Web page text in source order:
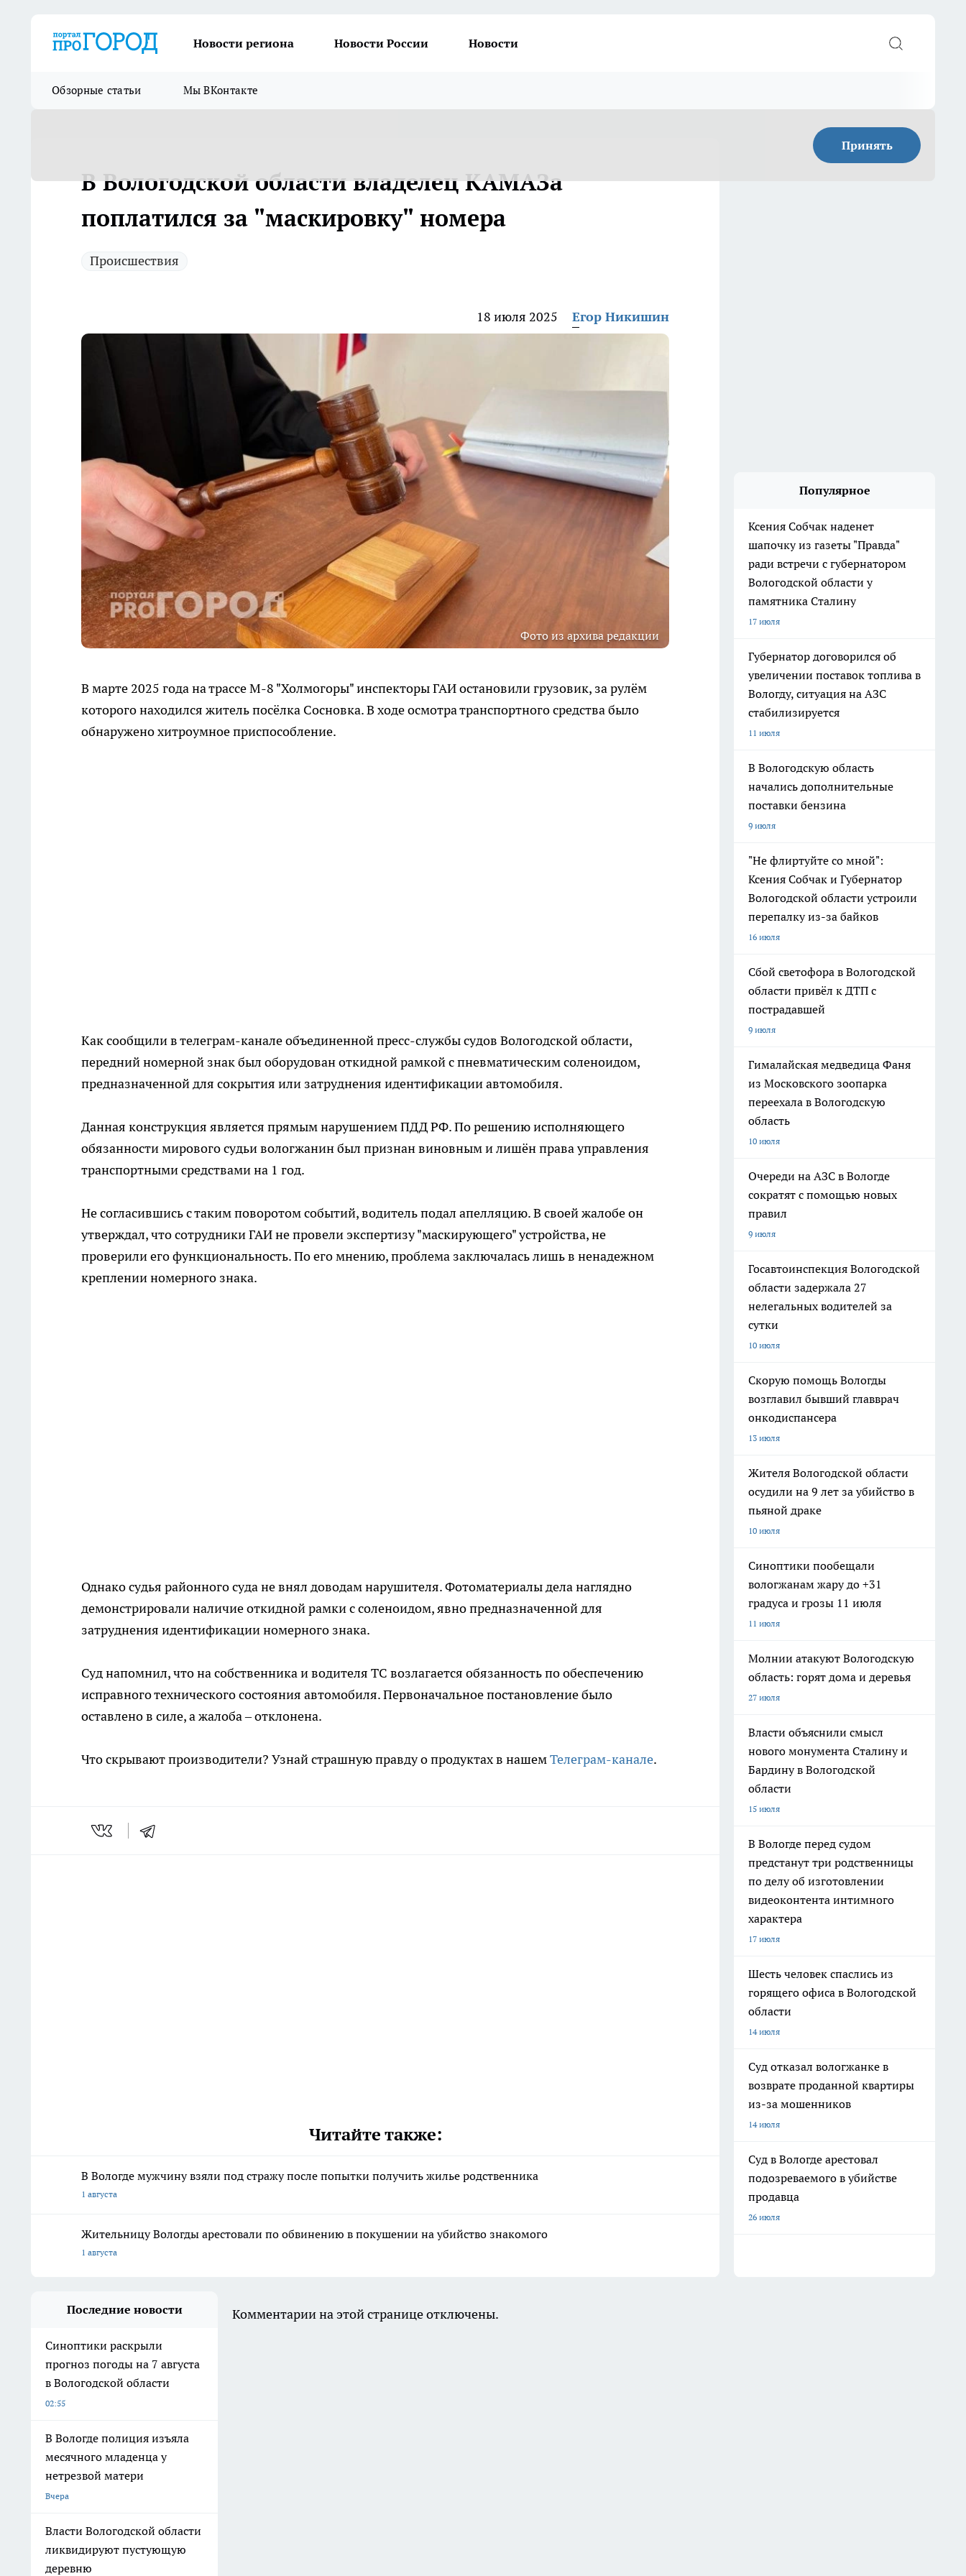
Новости региона Новости России Новости
Обзорные статьи Мы ВКонтакте
Принять
В Вологодской области владелец КАМАЗа
поплатился за "маскировку" номера
Происшествия
18 июля 2025 Егор Никишин
Фото из архива редакции
В марте 2025 года на трассе М-8 "Холмогоры" инспекторы ГАИ остановили грузовик, за рулём
которого находился житель посёлка Сосновка. В ходе осмотра транспортного средства было
обнаружено хитроумное приспособление.
Как сообщили в телеграм-канале объединенной пресс-службы судов Вологодской области,
передний номерной знак был оборудован откидной рамкой с пневматическим соленоидом,
предназначенной для сокрытия или затруднения идентификации автомобиля.
Данная конструкция является прямым нарушением ПДД РФ. По решению исполняющего
обязанности мирового судьи вологжанин был признан виновным и лишён права управления
транспортными средствами на 1 год.
Не согласившись с таким поворотом событий, водитель подал апелляцию. В своей жалобе он
утверждал, что сотрудники ГАИ не провели экспертизу "маскирующего" устройства, не
проверили его функциональность. По его мнению, проблема заключалась лишь в ненадежном
креплении номерного знака.
Однако судья районного суда не внял доводам нарушителя. Фотоматериалы дела наглядно
демонстрировали наличие откидной рамки с соленоидом, явно предназначенной для
затруднения идентификации номерного знака.
Суд напомнил, что на собственника и водителя ТС возлагается обязанность по обеспечению
исправного технического состояния автомобиля. Первоначальное постановление было
оставлено в силе, а жалоба – отклонена.
Что скрывают производители? Узнай страшную правду о продуктах в нашемТелеграм-канале.
Читайте также:
В Вологде мужчину взяли под стражу после попытки получить жилье родственника
1 августа
Жительницу Вологды арестовали по обвинению в покушении на убийство знакомого
1 августа
Популярное
Ксения Собчак наденет
шапочку из газеты "Правда"
ради встречи с губернатором
Вологодской области у
памятника Сталину
17 июля
Губернатор договорился об
увеличении поставок топлива в
Вологду, ситуация на АЗС
стабилизируется
11 июля
В Вологодскую область
начались дополнительные
поставки бензина
9 июля
"Не флиртуйте со мной":
Ксения Собчак и Губернатор
Вологодской области устроили
перепалку из-за байков
16 июля
Сбой светофора в Вологодской
области привёл к ДТП с
пострадавшей
9 июля
Гималайская медведица Фаня
из Московского зоопарка
переехала в Вологодскую
область
10 июля
Очереди на АЗС в Вологде
сократят с помощью новых
правил
9 июля
Госавтоинспекция Вологодской
области задержала 27
нелегальных водителей за
сутки
10 июля
Скорую помощь Вологды
возглавил бывший главврач
онкодиспансера
13 июля
Жителя Вологодской области
осудили на 9 лет за убийство в
пьяной драке
10 июля
Синоптики пообещали
вологжанам жару до +31
градуса и грозы 11 июля
11 июля
Молнии атакуют Вологодскую
область: горят дома и деревья
27 июля
Власти объяснили смысл
нового монумента Сталину и
Бардину в Вологодской
области
15 июля
В Вологде перед судом
предстанут три родственницы
по делу об изготовлении
видеоконтента интимного
характера
17 июля
Шесть человек спаслись из
горящего офиса в Вологодской
области
14 июля
Суд отказал вологжанке в
возврате проданной квартиры
из-за мошенников
14 июля
Суд в Вологде арестовал
подозреваемого в убийстве
продавца
26 июля
Последние новости
Синоптики раскрыли
прогноз погоды на 7 августа
в Вологодской области
02:55
В Вологде полиция изъяла
месячного младенца у
нетрезвой матери
Вчера
Власти Вологодской области
ликвидируют пустующую
деревню
Комментарии на этой странице отключены.